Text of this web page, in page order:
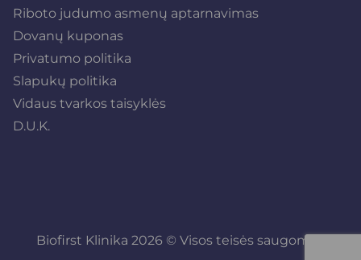
Riboto judumo asmenų aptarnavimas
Dovanų kuponas
Privatumo politika
Slapukų politika
Vidaus tvarkos taisyklės
D.U.K.
Biofirst Klinika 2026 © Visos teisės saugomos